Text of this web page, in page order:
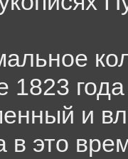
1823
и
в это